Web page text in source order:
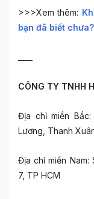
>>>Xem thêm:
bạn đã biết chưa?
CÔNG TY TNHH
Địa chỉ miền
Lương, Thanh
Địa chỉ miền Nam:
7, TP HCM